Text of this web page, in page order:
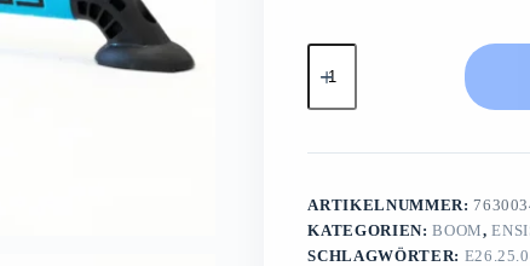
ENSIS
Wing
CarbonTOPSSPIN
SCORE
DRIVE
II
Menge
ARTIKELNUMMER:
KATEGORIEN:BOOM,
SCHLAGWÖRTER: